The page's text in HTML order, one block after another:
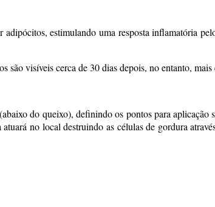
estimulando uma resposta inflamatória
visíveis cerca de 30 dias depois, no entanto, mais
do queixo), definindo os pontos para aplicação
no local destruindo as células de gordura